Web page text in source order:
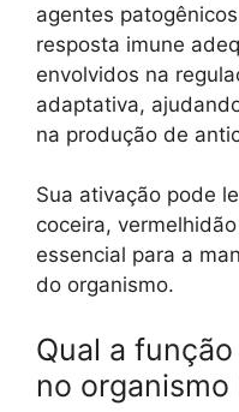
agentes
resposta imune
envolvidos na
adaptativa,
na produção de
Sua ativação pode
coceira,
essencial para a
do organismo.
Qual a
no organismo